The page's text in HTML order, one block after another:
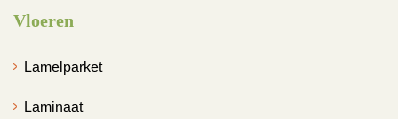
Vloeren
Lamelparket
Laminaat